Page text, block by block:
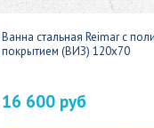
Ванна стальная Reimar с
покрытием (ВИЗ) 120x70
16 600 руб